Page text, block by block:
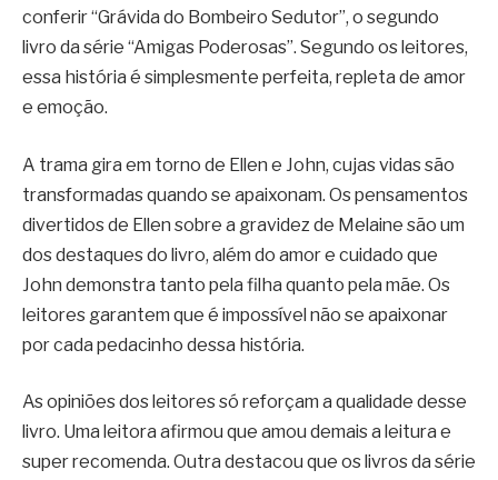
conferir “Grávida do Bombeiro Sedutor”, o segundo
livro da série “Amigas Poderosas”. Segundo os leitores,
essa história é simplesmente perfeita, repleta de amor
e emoção.
A trama gira em torno de Ellen e John, cujas vidas são
transformadas quando se apaixonam. Os pensamentos
divertidos de Ellen sobre a gravidez de Melaine são um
dos destaques do livro, além do amor e cuidado que
John demonstra tanto pela filha quanto pela mãe. Os
leitores garantem que é impossível não se apaixonar
por cada pedacinho dessa história.
As opiniões dos leitores só reforçam a qualidade desse
livro. Uma leitora afirmou que amou demais a leitura e
super recomenda. Outra destacou que os livros da série